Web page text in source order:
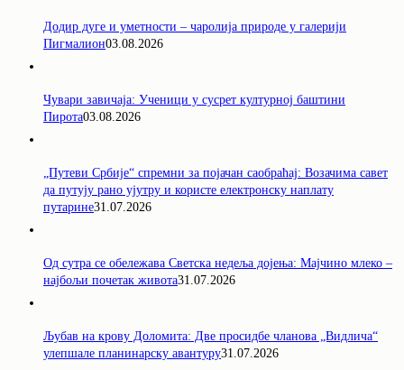
Додир дуге и уметности – чаролија природе у галерији
Пигмалион03.08.2026
Чувари завичаја: Ученици у сусрет културној баштини
Пирота03.08.2026
„Путеви Србије“ спремни за појачан саобраћај: Возачима савет
да путују рано ујутру и користе електронску наплату
путарине31.07.2026
Од сутра се обележава Светска недеља дојења: Мајчино млеко –
најбољи почетак живота31.07.2026
Љубав на крову Доломита: Две просидбе чланова „Видлича“
улепшале планинарску авантуру31.07.2026